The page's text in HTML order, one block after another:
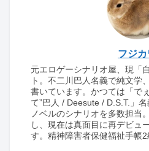
フジカ
元エロゲーシナリオ屋、現「
ト。不二川巴人名義で純文学
書いています。かつては「で
て”巴人 / Deesute / D.S.T.」
ノベルのシナリオを多数担当
し、現在は真面目に再デビュ
す。精神障害者保健福祉手帳2